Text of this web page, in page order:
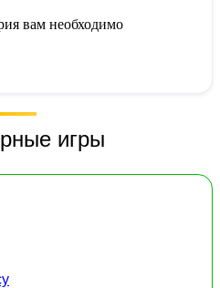
вам необходимо
игры